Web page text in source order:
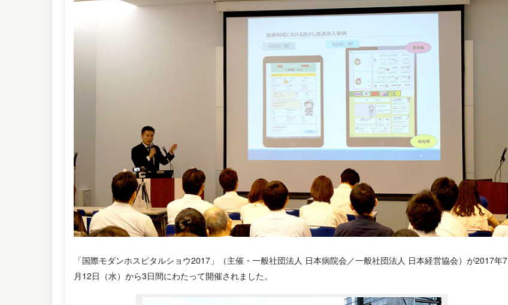
「国際モダンホスピタルショウ2017」（主催・一般社団法人 日本病院会／一般社団法人 日本経営協会）が2017年7
月12日（水）から3日間にわたって開催されました。